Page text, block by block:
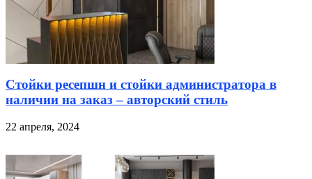
Стойки ресепшн и стойки администратора в
наличии на заказ – авторский стиль
22 апреля, 2024